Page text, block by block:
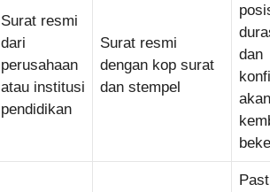
Surat resmi
dari
perusahaan
atau institusi
pendidikan
Surat resmi
dengan kop surat
dan stempel
dan
akan